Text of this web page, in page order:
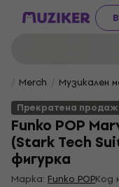
Merch
Музикален
Прекратена
Funko POP
(Stark Tech
фигурка
Марка: Funko POPКод